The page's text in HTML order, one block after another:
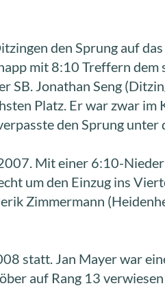
den Sprung auf
mit 8:10 Treffern
Jonathan Seng
Platz. Er war zwar
den Sprung unter
Mit einer 6:10-
um den Einzug ins
Zimmermann
statt. Jan Mayer war
auf Rang 13